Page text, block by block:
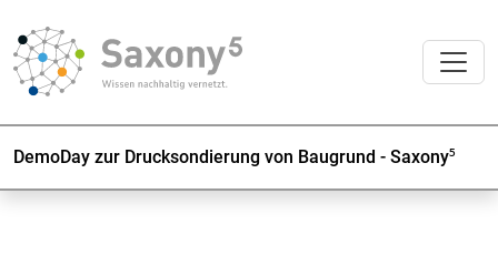
DemoDay zur Drucksondierung von Baugrund - Saxony⁵